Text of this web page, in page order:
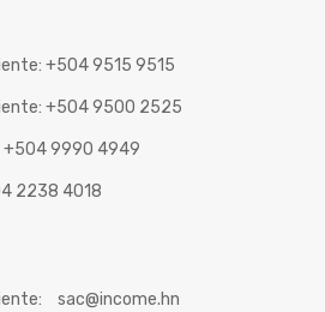
+504 9515 9515
+504 9500 2525
+504 9990 4949
2238 4018
sac@income.hn